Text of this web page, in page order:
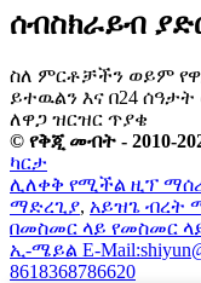
ሰብስክራይብ
ስለ ምርቶቻችን ወይም
ይተዉልን እና በ24
ለዋጋ ዝርዝር ጥያቄ
© የቅጂ መብት - 2010-
ካርታ
ሊለቀቅ የሚችል ዚፕ
ማድረጊያ, አይዝጌ ብረት
በመስመር ላይ የመስመር
ኢ-ሜይል E-
8618368786620